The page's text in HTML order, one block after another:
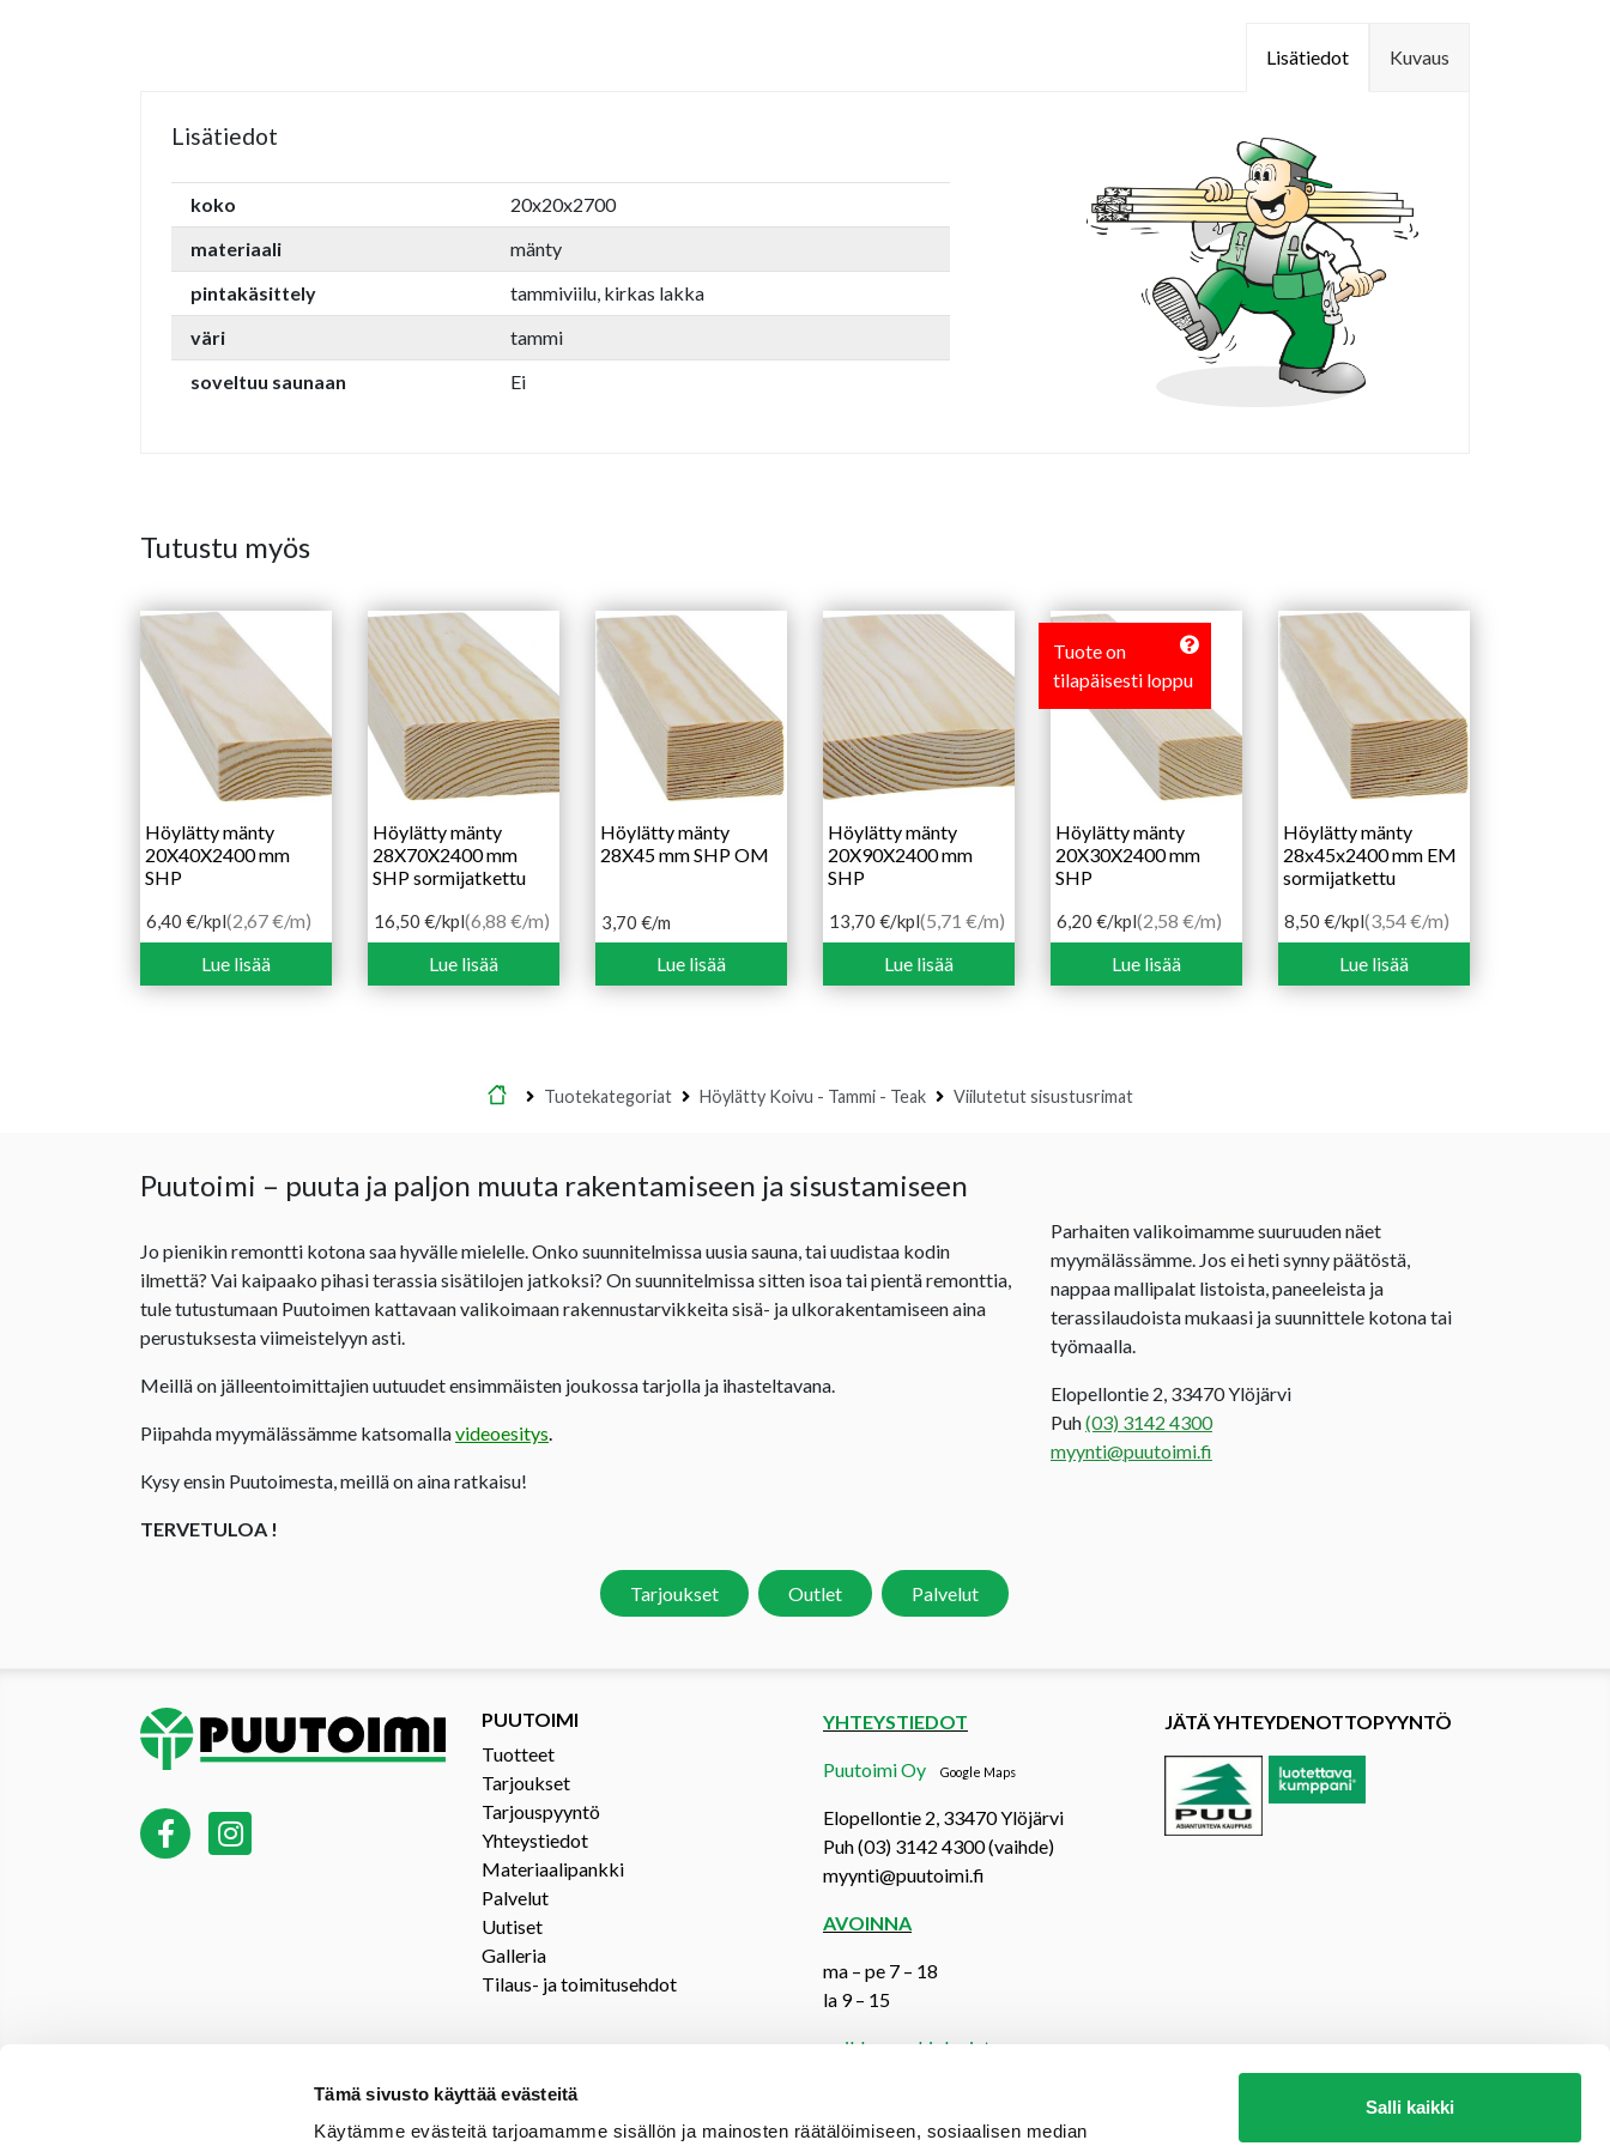
Tämä sivusto käyttää evästeitä
Käytämme evästeitä tarjoamamme sisällön ja mainosten räätälöimiseen, sosiaalisen median
Salli kaikki
Kuvaus
Lisätiedot
Lisätiedot
koko
20x20x2700
materiaali
mänty
pintakäsittely
tammiviilu, kirkas lakka
väri
tammi
soveltuu saunaan
Ei
Tutustu myös
Höylätty mänty
20X40X2400 mm
SHP
6,40 €/kpl(2,67 €/m)
Lue lisää
Höylätty mänty
28X70X2400 mm
SHP sormijatkettu
16,50 €/kpl(6,88 €/m)
Lue lisää
Höylätty mänty
28X45 mm SHP OM
3,70 €/m
Lue lisää
Höylätty mänty
20X90X2400 mm
SHP
13,70 €/kpl(5,71 €/m)
Lue lisää
Tuote on
tilapäisesti loppu
Höylätty mänty
20X30X2400 mm
SHP
6,20 €/kpl(2,58 €/m)
Lue lisää
Höylätty mänty
28x45x2400 mm EM
sormijatkettu
8,50 €/kpl(3,54 €/m)
Lue lisää
Etusivu
Tuotekategoriat Höylätty Koivu - Tammi - Teak Viilutetut sisustusrimat
Puutoimi – puuta ja paljon muuta rakentamiseen ja sisustamiseen
Jo pienikin remontti kotona saa hyvälle mielelle. Onko suunnitelmissa uusia sauna, tai uudistaa kodin
ilmettä? Vai kaipaako pihasi terassia sisätilojen jatkoksi? On suunnitelmissa sitten isoa tai pientä remonttia,
tule tutustumaan Puutoimen kattavaan valikoimaan rakennustarvikkeita sisä- ja ulkorakentamiseen aina
perustuksesta viimeistelyyn asti.
Meillä on jälleentoimittajien uutuudet ensimmäisten joukossa tarjolla ja ihasteltavana.
Piipahda myymälässämme katsomallavideoesitys
Kysy ensin Puutoimesta, meillä on aina ratkaisu!
TERVETULOA !
Tarjoukset Outlet Palvelut
Parhaiten valikoimamme suuruuden näet
myymälässämme. Jos ei heti synny päätöstä,
nappaa mallipalat listoista, paneeleista ja
terassilaudoista mukaasi ja suunnittele kotona tai
työmaalla.
Elopellontie 2, 33470 Ylöjärvi
Puh(03) 3142 4300
myynti@puutoimi.fi
PUUTOIMI
Tuotteet
Tarjoukset
Tarjouspyyntö
Yhteystiedot
Materiaalipankki
Palvelut
Uutiset
Galleria
Tilaus- ja toimitusehdot
YHTEYSTIEDOT
Puutoimi Oy Google Maps
Elopellontie 2, 33470 Ylöjärvi
Puh (03) 3142 4300 (vaihde)
myynti@puutoimi.fi
AVOINNA
ma – pe 7 – 18
la 9 – 15
poikkeusaukioloajat:
JÄTÄ YHTEYDENOTTOPYYNTÖ